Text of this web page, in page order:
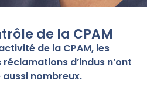
de la CPAM
de la CPAM, les
d’indus n’ont
nombreux.